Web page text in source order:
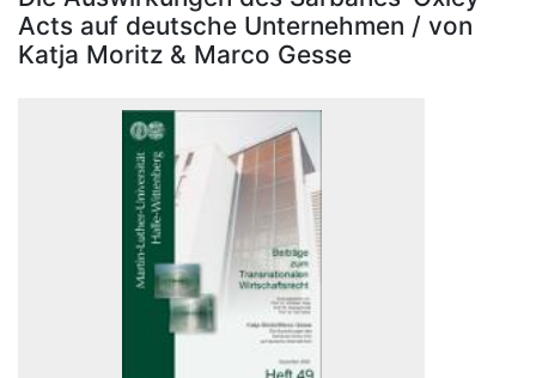
Acts auf deutsche Unternehmen / von
Katja Moritz & Marco Gesse